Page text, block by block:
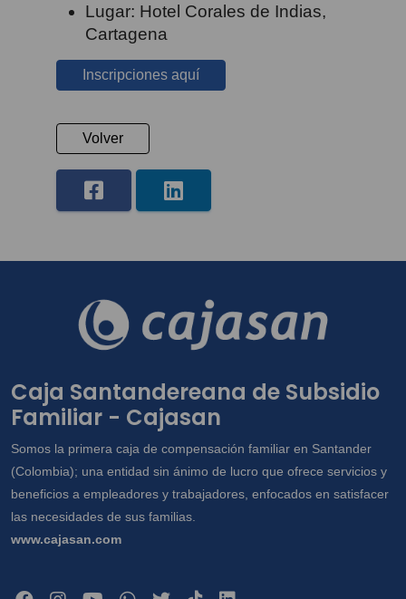
Lugar: Hotel Corales de Indias,
Cartagena
Inscripciones aquí
Volver
Caja Santandereana de Subsidio
Familiar - Cajasan
Somos la primera caja de compensación familiar en Santander
(Colombia); una entidad sin ánimo de lucro que ofrece servicios y
beneficios a empleadores y trabajadores, enfocados en satisfacer
las necesidades de sus familias.
www.cajasan.com